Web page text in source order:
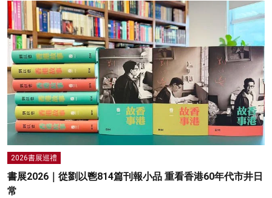
2026書展巡禮
書展2026｜從劉以鬯814篇刊報小品 重看香港60年代市井日
常